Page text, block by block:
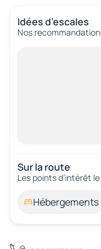
Idées d’escales
Nos
Sur la route
Les points d’intérêt
Hébergements